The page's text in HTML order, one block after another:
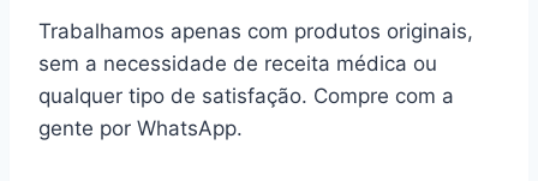
Trabalhamos apenas com produtos originais,
sem a necessidade de receita médica ou
qualquer tipo de satisfação. Compre com a
gente por WhatsApp.